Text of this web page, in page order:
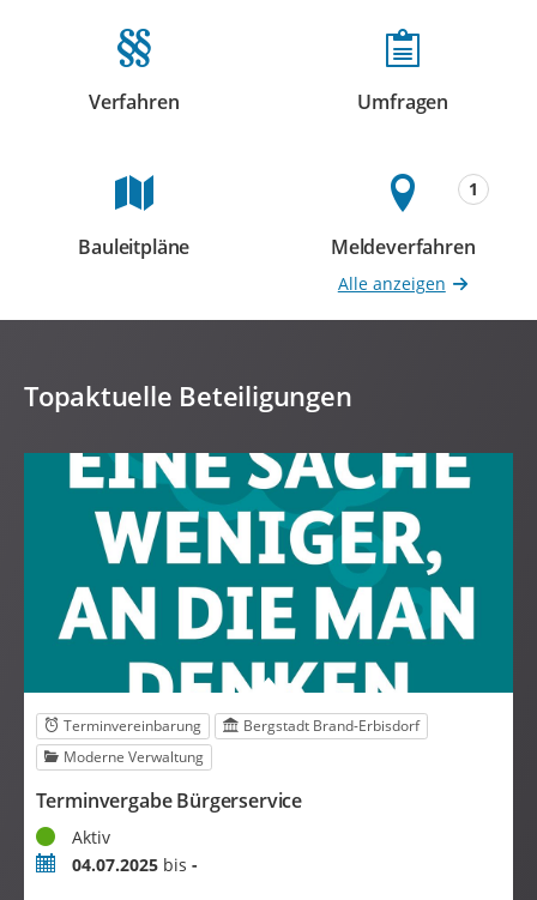
Verfahren Umfragen
Bauleitpläne Meldeverfahren
1
Beteiligungen
Alle anzeigen
Topaktuelle Beteiligungen
Terminvereinbarung
Bergstadt Brand-Erbisdorf
Moderne Verwaltung
Terminvergabe Bürgerservice
StatusAktiv
Zeitraum04.07.2025bis -